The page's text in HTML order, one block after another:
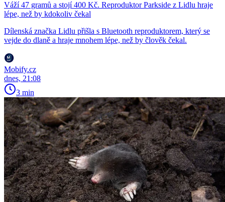
Váží 47 gramů a stojí 400 Kč. Reproduktor Parkside z Lidlu hraje
lépe, než by kdokoliv čekal
Dílenská značka Lidlu přišla s Bluetooth reproduktorem, který se
vejde do dlaně a hraje mnohem lépe, než by člověk čekal.
Mobify.cz
dnes, 21:08
3 min